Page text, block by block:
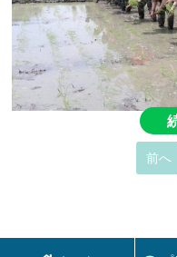
登呂遺跡
前へ